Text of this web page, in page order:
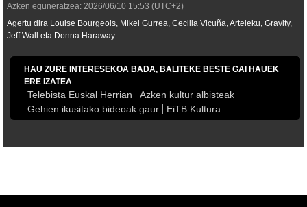
Azken eguneratzea: 2026/06/10 15:53 (UTC+2)
Agertu dira Louise Bourgeois, Mikel Gurrea, Cecilia Vicuña, Arteleku, Gravity,
Jeff Wall eta Donna Haraway.
HAU ZURE INTERESEKOA BADA, BALITEKE BESTE GAI HAUEK
ERE IZATEA
Telebista Euskal Herrian
Azken kultur albisteak
Gehien ikusitako bideoak gaur
EiTB Kultura